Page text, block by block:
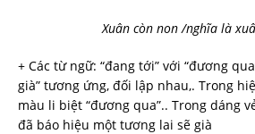
Xuân còn non /nghĩa là
+ Các từ ngữ: “đang tới” với “đương
già” tương ứng, đối lập nhau,. Trong
màu li biệt “đương qua”.. Trong dáng
đã báo hiệu một tương lai sẽ già